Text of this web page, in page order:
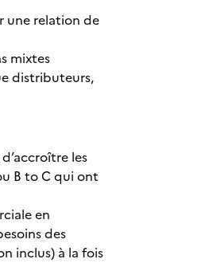
une relation de
mixtes
distributeurs,
les
B to C qui ont
en
des
inclus) à la fois